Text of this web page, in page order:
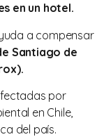
en un hotel.
a compensar
Santiago de
por
en Chile,
del país.